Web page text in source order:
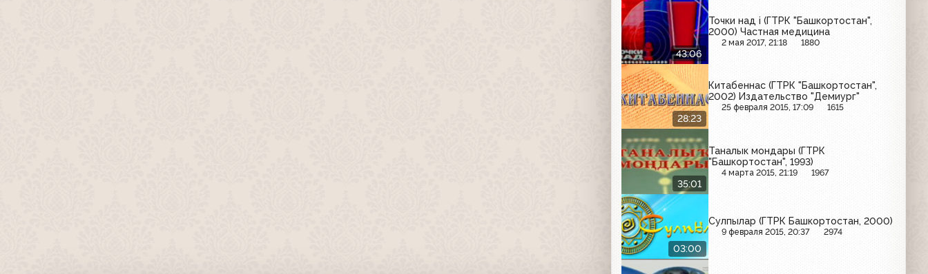
43:06
Точки над i (ГТРК "Башкортостан",
2000) Частная медицина
2 мая 2017, 21:18 1880
28:23
Китабеннас (ГТРК "Башкортостан",
2002) Издательство "Демиург"
25 февраля 2015, 17:09 1615
35:01
Таналык мондары (ГТРК
"Башкортостан", 1993)
4 марта 2015, 21:19 1967
03:00
Сулпылар (ГТРК Башкортостан, 2000)
9 февраля 2015, 20:37 2974